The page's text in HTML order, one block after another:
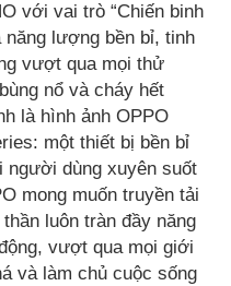
với vai trò “Chiến binh
lượng bền bỉ, tinh
vượt qua mọi thử
nổ và cháy hết
là hình ảnh OPPO
một thiết bị bền bỉ
người dùng xuyên suốt
mong muốn truyền tải
luôn tràn đầy năng
vượt qua mọi giới
và làm chủ cuộc sống